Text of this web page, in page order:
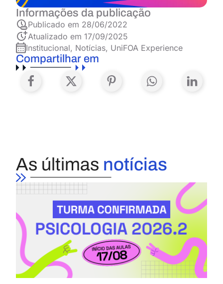
Informações da publicação
Publicado em 28/06/2022
Atualizado em 17/09/2025
Institucional, Notícias, UniFOA Experience
Compartilhar em
As últimas notícias